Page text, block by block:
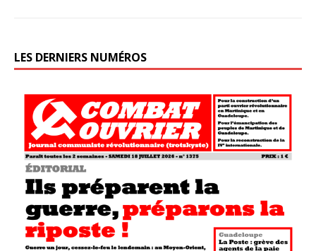
LES DERNIERS NUMÉROS